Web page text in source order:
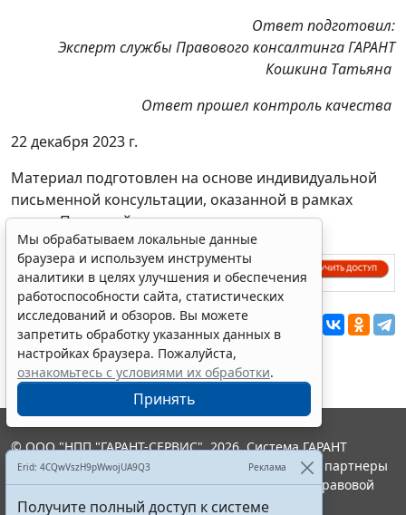
Ответ подготовил:
Эксперт службы Правового консалтинга ГАРАНТ
Кошкина Татьяна
Ответ прошел контроль качества
22 декабря 2023 г.
Материал подготовлен на основе индивидуальной
письменной консультации, оказанной в рамках
услуги Правовой консалтинг.
Перепечатка
Мы обрабатываем локальные данные
браузера и используем инструменты
аналитики в целях улучшения и обеспечения
работоспособности сайта, статистических
исследований и обзоров. Вы можете
запретить обработку указанных данных в
настройках браузера. Пожалуйста,
ознакомьтесь с условиями их обработки.
Принять
Erid: 4CQwVszH9pWwojUA9Q3 Реклама
Получите полный доступ к системе
© ООО "НПП "ГАРАНТ-СЕРВИС", 2026. Система ГАРАНТ
выпускается с 1990 года. Компания "Гарант" и ее партнеры
являются участниками Российской ассоциации правовой
информации ГАРАНТ.